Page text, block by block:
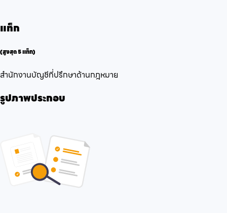
แท็ก
(สูงสุด 5 แท็ก)
สำนักงานบัญชีที่ปรึกษาด้านกฎหมาย
รูปภาพประกอบ